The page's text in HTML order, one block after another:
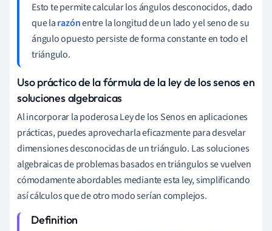
Esto te permite calcular los ángulos desconocidos, dado
que larazónentre la longitud de un lado y el seno de su
ángulo opuesto persiste de forma constante en todo el
triángulo.
Uso práctico de la fórmula de la ley de los senos en
soluciones algebraicas
Al incorporar la poderosa Ley de los Senos en aplicaciones
prácticas, puedes aprovecharla eficazmente para desvelar
dimensiones desconocidas de un triángulo. Las soluciones
algebraicas de problemas basados en triángulos se vuelven
cómodamente abordables mediante esta ley, simplificando
así cálculos que de otro modo serían complejos.